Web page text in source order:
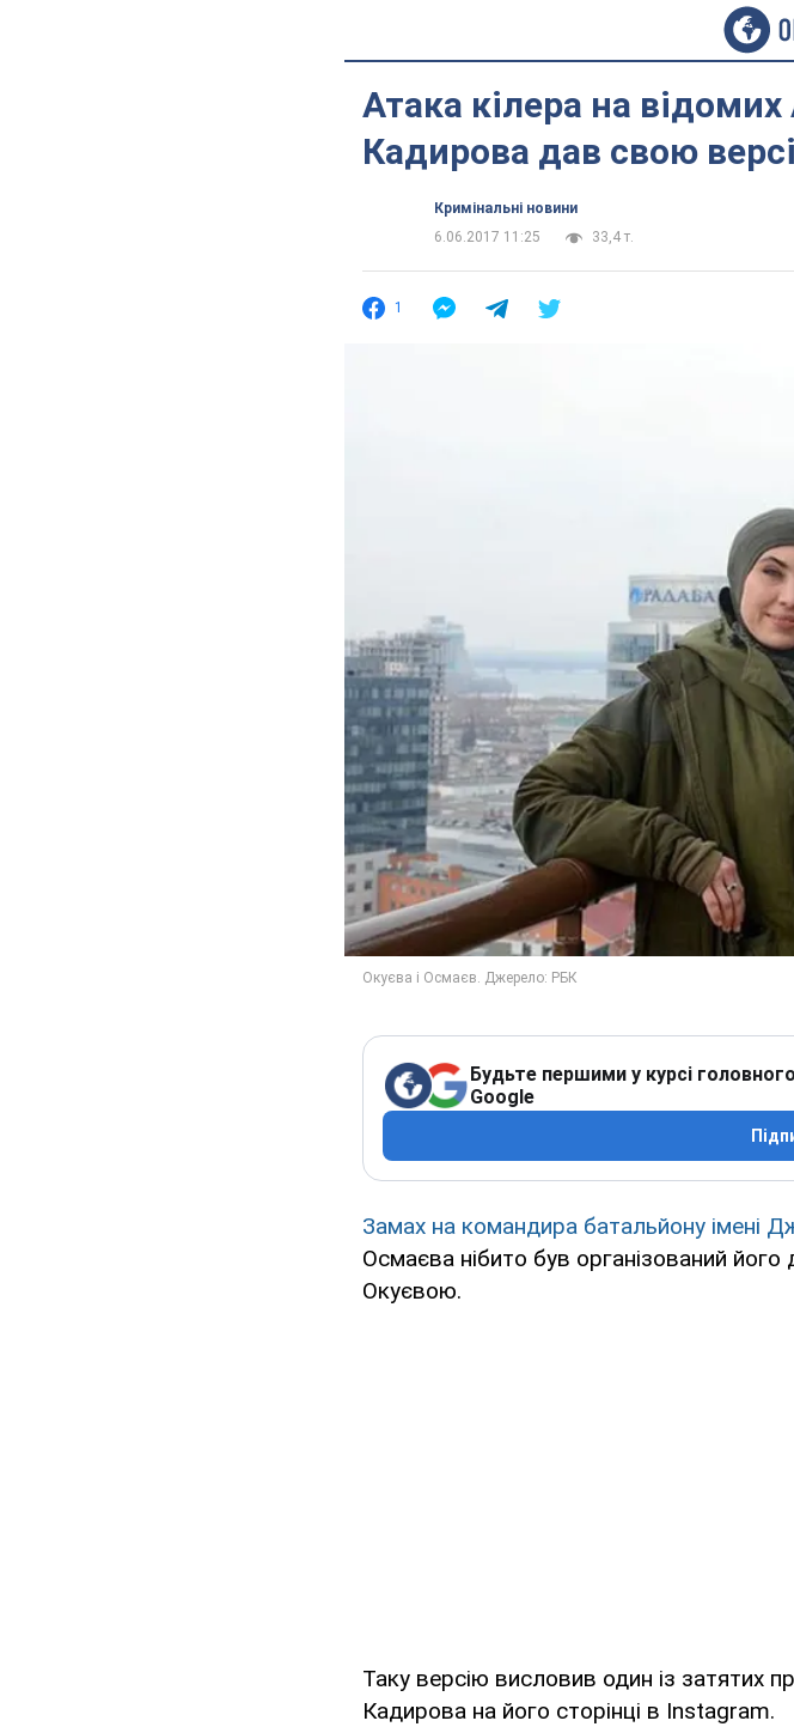
Атака кілера на
Кадирова дав свою
Кримінальні новини
6.06.2017 11:25
33,4 т.
1
Будьте першими у курсі
Google
Замах на командира батальйону імені
Осмаєва нібито був організований
Окуєвою.
Таку версію висловив один із затятих
Кадирова на його сторінці в Instagram.